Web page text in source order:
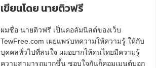
เขียนโดย นายติวฟรี
ผมชื่อ นายติวฟรี เป็นคอลัมนิสต์ของเว็บ
TewFree.com เผยแพร่บทความให้ความรู้ ให้กับ
บุคคลทั่วไปที่สนใจ ผมอยากให้คนไทยมีความรู้
ความสามารถมากขึ้น ชอบใจกันก็คอมเมนต์บอก